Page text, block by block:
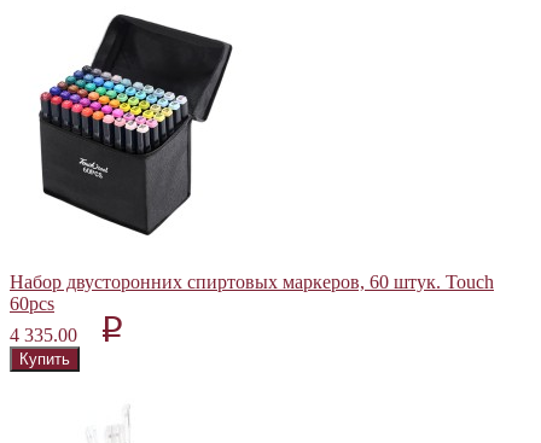
Набор двусторонних спиртовых маркеров, 60 штук. Touch
60pcs
4 335.00
p